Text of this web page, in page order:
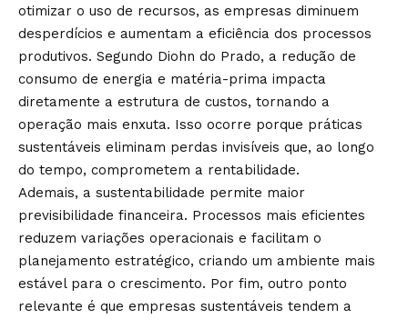
otimizar o uso de recursos, as empresas diminuem
desperdícios e aumentam a eficiência dos processos
produtivos. Segundo Diohn do Prado, a redução de
consumo de energia e matéria-prima impacta
diretamente a estrutura de custos, tornando a
operação mais enxuta. Isso ocorre porque práticas
sustentáveis eliminam perdas invisíveis que, ao longo
do tempo, comprometem a rentabilidade.
Ademais, a sustentabilidade permite maior
previsibilidade financeira. Processos mais eficientes
reduzem variações operacionais e facilitam o
planejamento estratégico, criando um ambiente mais
estável para o crescimento. Por fim, outro ponto
relevante é que empresas sustentáveis tendem a